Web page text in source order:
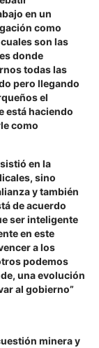
en un
como
son las
donde
todas las
pero llegando
el
está haciendo
como
en la
sino
y también
de acuerdo
ser inteligente
en este
a los
podemos
una evolución
al gobierno”
minera y